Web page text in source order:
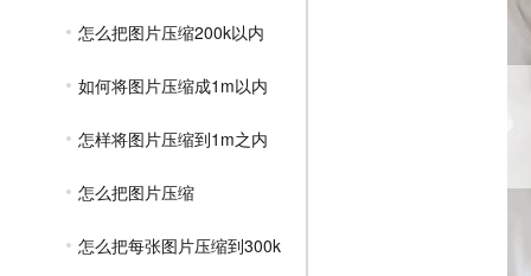
怎么把图片压缩200k以内
如何将图片压缩成1m以内
怎样将图片压缩到1m之内
怎么把图片压缩
怎么把每张图片压缩到300k